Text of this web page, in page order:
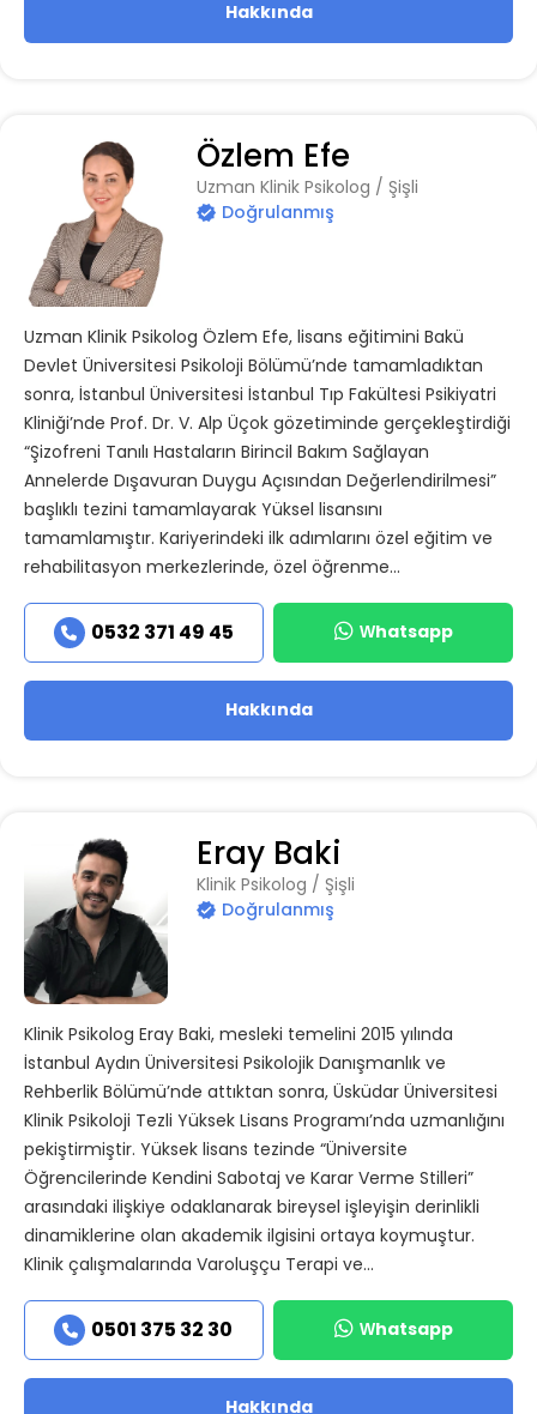
Hakkında
Özlem Efe
Uzman Klinik Psikolog / Şişli
Doğrulanmış
Uzman Klinik Psikolog Özlem Efe, lisans eğitimini Bakü
Devlet Üniversitesi Psikoloji Bölümü’nde tamamladıktan
sonra, İstanbul Üniversitesi İstanbul Tıp Fakültesi Psikiyatri
Kliniği’nde Prof. Dr. V. Alp Üçok gözetiminde gerçekleştirdiği
“Şizofreni Tanılı Hastaların Birincil Bakım Sağlayan
Annelerde Dışavuran Duygu Açısından Değerlendirilmesi”
başlıklı tezini tamamlayarak Yüksel lisansını
tamamlamıştır. Kariyerindeki ilk adımlarını özel eğitim ve
rehabilitasyon merkezlerinde, özel öğrenme...
0532 371 49 45 Whatsapp
Hakkında
Eray Baki
Klinik Psikolog / Şişli
Doğrulanmış
Klinik Psikolog Eray Baki, mesleki temelini 2015 yılında
İstanbul Aydın Üniversitesi Psikolojik Danışmanlık ve
Rehberlik Bölümü’nde attıktan sonra, Üsküdar Üniversitesi
Klinik Psikoloji Tezli Yüksek Lisans Programı’nda uzmanlığını
pekiştirmiştir. Yüksek lisans tezinde “Üniversite
Öğrencilerinde Kendini Sabotaj ve Karar Verme Stilleri”
arasındaki ilişkiye odaklanarak bireysel işleyişin derinlikli
dinamiklerine olan akademik ilgisini ortaya koymuştur.
Klinik çalışmalarında Varoluşçu Terapi ve...
0501 375 32 30 Whatsapp
Hakkında